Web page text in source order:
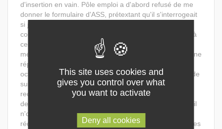
d'insertion en vain. Pôle emploi a d'abord refusé de me
donner le formulaire d'ASS, prétextant qu'il s'interrogeait
si j'avais droit à un recalcule de mes droits, j'ai eu des
courriers de refus de rechargement d'ARE. Pour parer à
ces dysfonctionnements administratifs, j'ai fait appel au
médiateur Pole emploi qui a mis un mois a me fournir une
réponse négative aussi. Il ne m'a été donné que mi-
octobre le formulaire pour la demande d'ASS. J'ai tout de
suite rempli ce dossier et envoyer ce dossier en lettre
recommandée avec AR. Depuis, je reçois des courriers
de relance de la part de Pole emploi car apparemment il
n'ont pas reçu le dossier(alors que j'ai reçu l'accusé de
réception le 16 octobre). Tout est fait pour décourager les
This site uses cookies and
gives you control over what
you want to activate
Deny all cookies